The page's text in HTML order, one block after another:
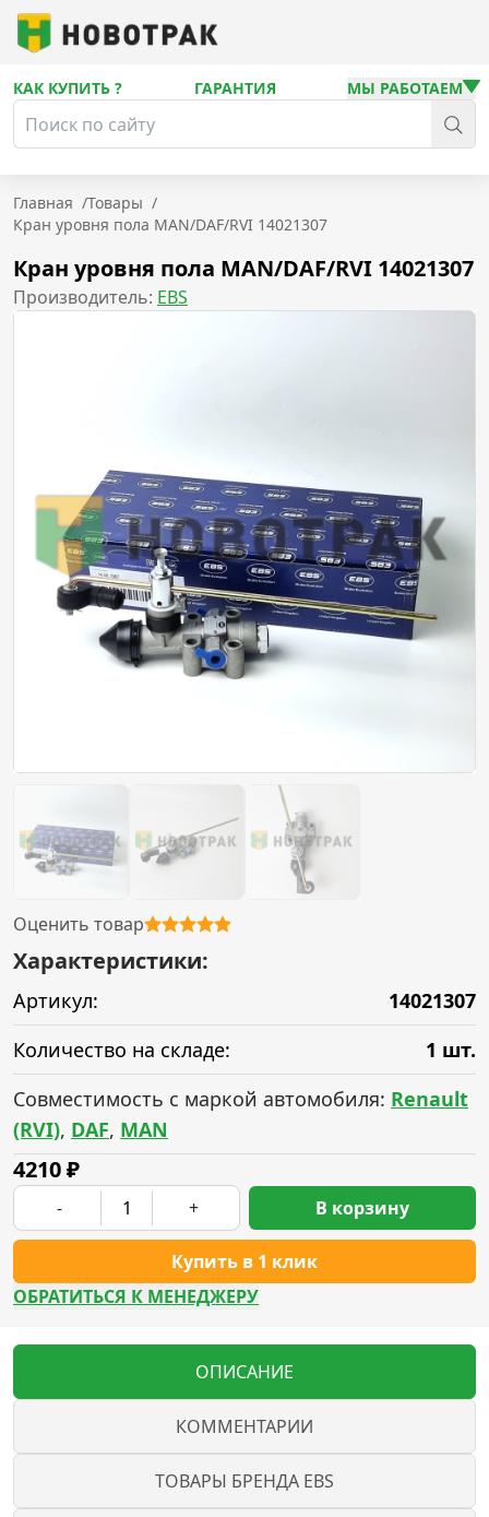
КАК КУПИТЬ ? ГАРАНТИЯ МЫ РАБОТАЕМ
Главная /Товары /
Кран уровня пола MAN/DAF/RVI 14021307
Кран уровня пола MAN/DAF/RVI 14021307
Производитель: EBS
Оценить товар
Характеристики:
Артикул:
14021307
Количество на складе:
1 шт.
Совместимость с маркой автомобиля: Renault
(RVI), DAF, MAN
4210₽
- +
Купить в 1 клик
В корзину
ОБРАТИТЬСЯ К МЕНЕДЖЕРУ
ОПИСАНИЕ
КОММЕНТАРИИ
ТОВАРЫ БРЕНДА EBS